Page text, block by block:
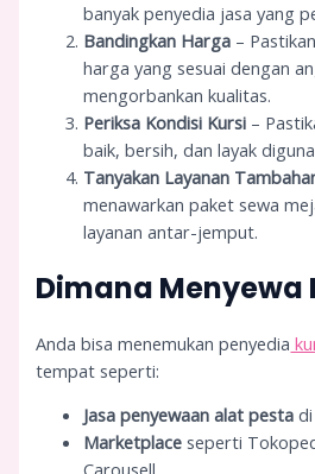
banyak penyedia jasa yang
Bandingkan Harga –
harga yang sesuai dengan
mengorbankan kualitas.
Periksa Kondisi Kursi –
baik, bersih, dan layak
Tanyakan Layanan
menawarkan paket sewa
layanan antar-jemput.
Dimana Menyewa
Anda bisa menemukan penyedia
tempat seperti:
Jasa penyewaan alat pesta
Marketplace seperti